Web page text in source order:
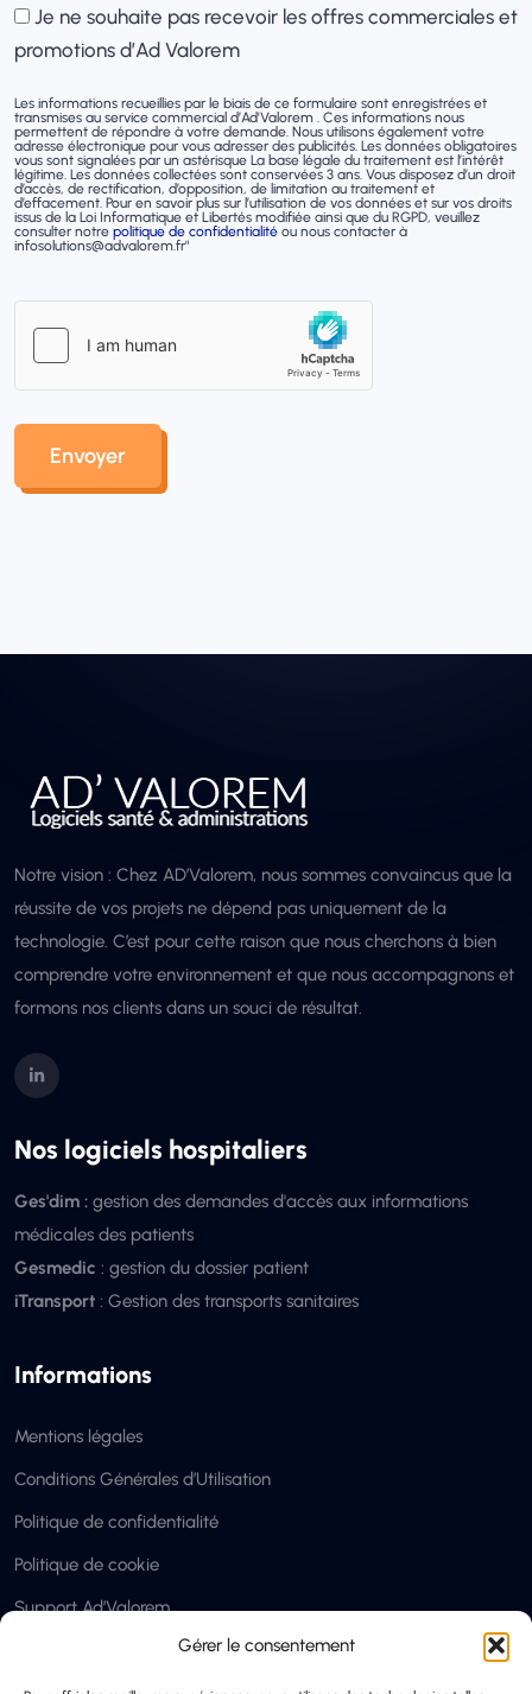
Gérer le consentement
Je ne souhaite pas recevoir les offres commerciales et
promotions d’Ad Valorem
Les informations recueillies par le biais de ce formulaire sont enregistrées et
transmises au service commercial d’Ad'Valorem . Ces informations nous
permettent de répondre à votre demande. Nous utilisons également votre
adresse électronique pour vous adresser des publicités. Les données obligatoires
vous sont signalées par un astérisque La base légale du traitement est l’intérêt
légitime. Les données collectées sont conservées 3 ans. Vous disposez d’un droit
d’accès, de rectification, d’opposition, de limitation au traitement et
d’effacement. Pour en savoir plus sur l’utilisation de vos données et sur vos droits
issus de la Loi Informatique et Libertés modifiée ainsi que du RGPD, veuillez
consulter notre politique de confidentialité ou nous contacter à
infosolutions@advalorem.fr"
Envoyer
Notre vision : Chez AD’Valorem, nous sommes convaincus que la
réussite de vos projets ne dépend pas uniquement de la
technologie. C’est pour cette raison que nous cherchons à bien
comprendre votre environnement et que nous accompagnons et
formons nos clients dans un souci de résultat.
Nos logiciels hospitaliers
Ges'dim : gestion des demandes d'accès aux informations
médicales des patients
Gesmedic : gestion du dossier patient
iTransport : Gestion des transports sanitaires
Informations
Mentions légales
Conditions Générales d’Utilisation
Politique de confidentialité
Politique de cookie
Support Ad’Valorem